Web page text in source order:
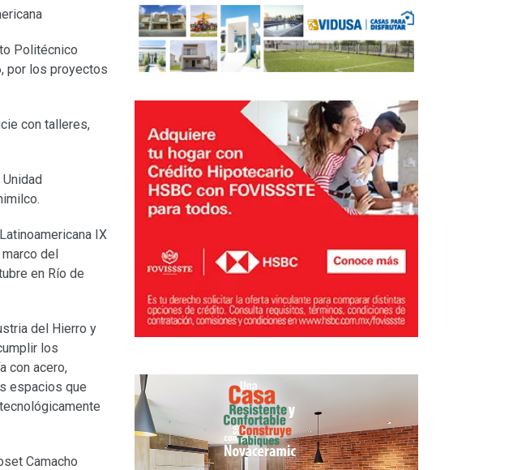
Politécnico
por los proyectos
con talleres,
IX
del
en Río de
del Hierro y
los
con acero,
espacios que
Camacho